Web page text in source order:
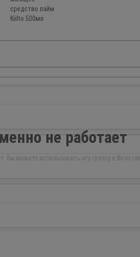
не работает
Вы можете использовать эту группу в